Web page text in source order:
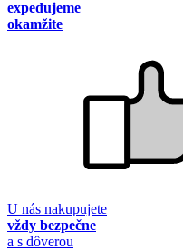
expedujeme
okamžite
U nás nakupujete
vždy bezpečne
a s dôverou